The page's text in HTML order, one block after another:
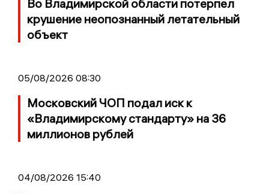
Во Владимирской области потерпел
крушение неопознанный летательный
объект
05/08/2026 08:30
Московский ЧОП подал иск к
«Владимирскому стандарту» на 36
миллионов рублей
04/08/2026 15:40